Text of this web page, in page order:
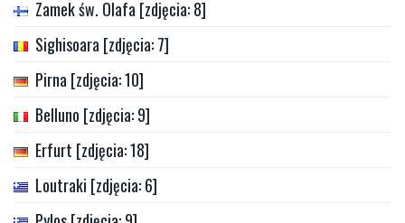
Zamek św. Olafa [zdjęcia: 8]
Sighisoara [zdjęcia: 7]
Pirna [zdjęcia: 10]
Belluno [zdjęcia: 9]
Erfurt [zdjęcia: 18]
Loutraki [zdjęcia: 6]